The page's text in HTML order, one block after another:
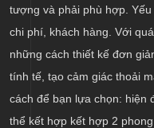
tượng và phải phù hợp.
chi phí, khách hàng. Với
những cách thiết kế đơn
tính tế, tạo cảm giác thoải
cách để bạn lựa chọn: hiện
thể kết hợp kết hợp 2